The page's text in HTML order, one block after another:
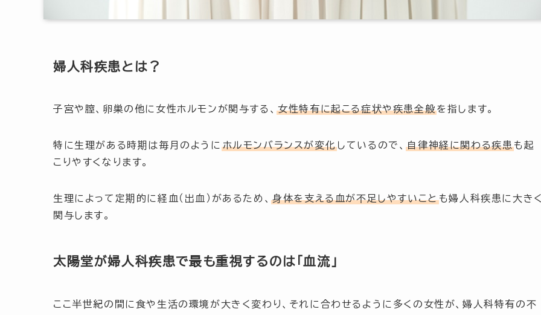
婦人科疾患とは？
子宮や膣、卵巣の他に女性ホルモンが関与する、女性特有に起こる症状や疾患全般を指します。
特に生理がある時期は毎月のように ホルモンバランスが変化 しているので、自律神経に関わる疾患も起
こりやすくなります。
生理によって定期的に経血（出血）があるため、身体を支える血が不足しやすいことも婦人科疾患に大き
関与します。
太陽堂が婦人科疾患で最も重視するのは「血流」
ここ半世紀の間に食や生活の環境が大きく変わり、それに合わせるように多くの女性が、婦人科特有の不